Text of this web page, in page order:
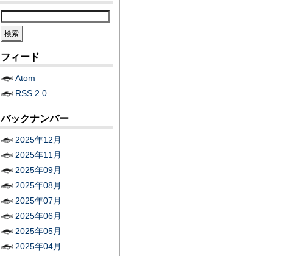
フィード
Atom
RSS 2.0
バックナンバー
2025年12月
2025年11月
2025年09月
2025年08月
2025年07月
2025年06月
2025年05月
2025年04月